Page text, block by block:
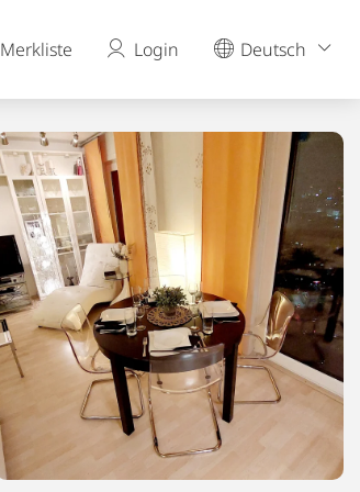
Merkliste Login Deutsch